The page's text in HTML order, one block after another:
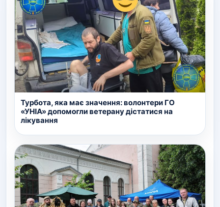
Турбота, яка має значення: волонтери ГО
«УНІА» допомогли ветерану дістатися на
лікування